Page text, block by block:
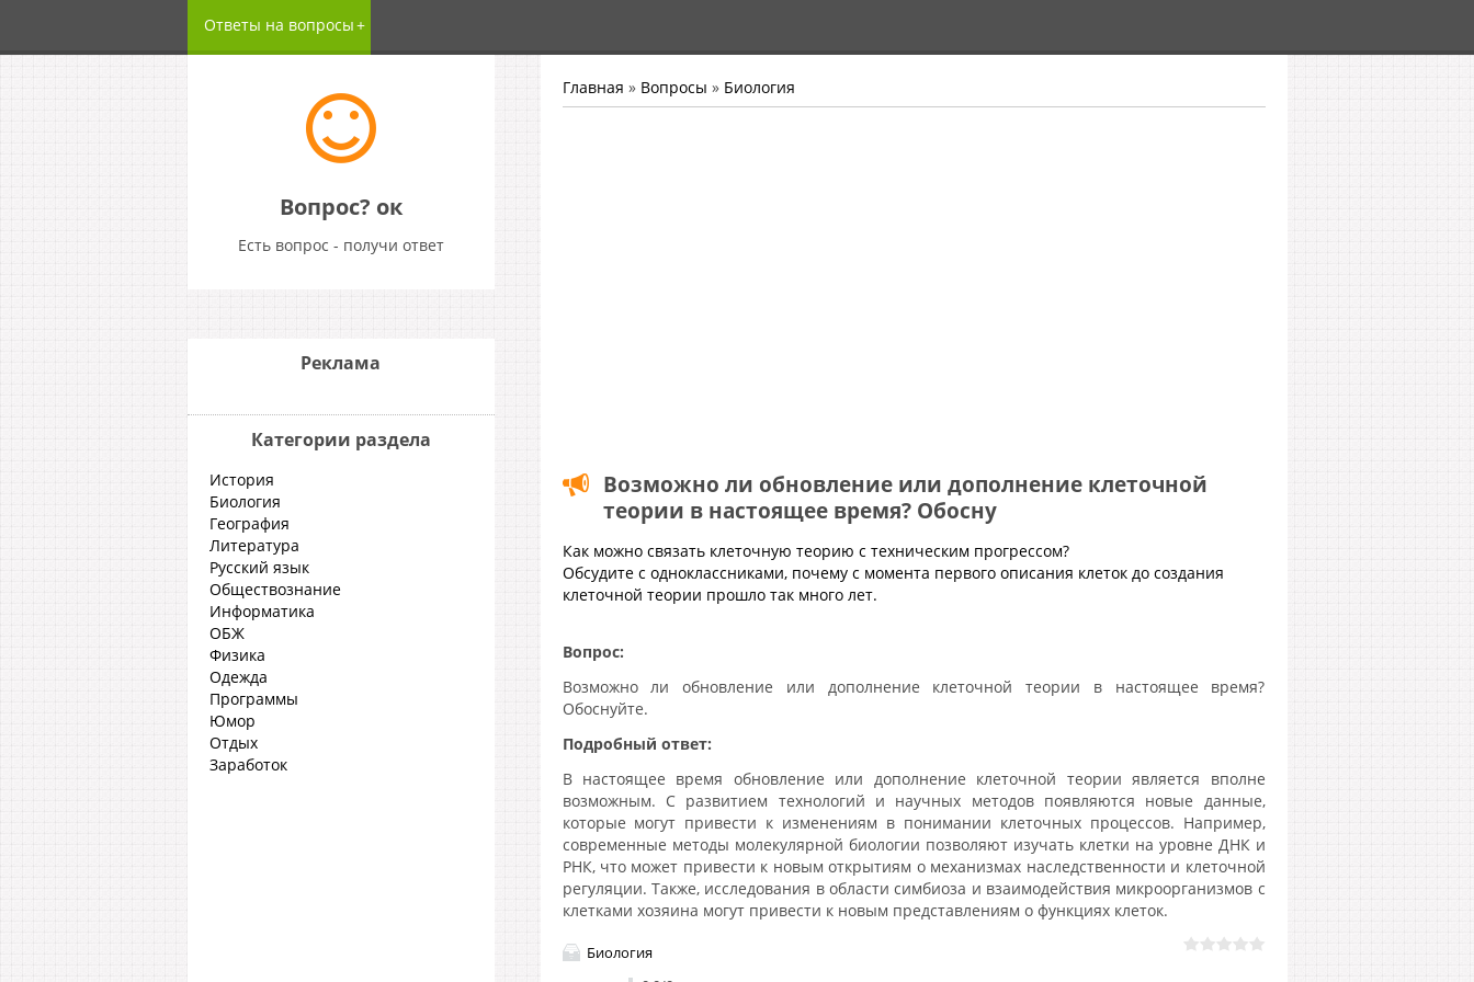
Ответы на вопросы
Вопрос? ок
Есть вопрос - получи ответ
Главная » Вопросы » Биология
Возможно ли обновление или дополнение клеточной
теории в настоящее время? Обосну
Как можно связать клеточную теорию с техническим прогрессом?
Обсудите с одноклассниками, почему с момента первого описания клеток до создания
клеточной теории прошло так много лет.
Вопрос:
Возможно ли обновление или дополнение клеточной теории в настоящее время?
Обоснуйте.
Подробный ответ:
В настоящее время обновление или дополнение клеточной теории является вполне
возможным. С развитием технологий и научных методов появляются новые данные,
которые могут привести к изменениям в понимании клеточных процессов. Например,
современные методы молекулярной биологии позволяют изучать клетки на уровне ДНК и
РНК, что может привести к новым открытиям о механизмах наследственности и клеточной
регуляции. Также, исследования в области симбиоза и взаимодействия микроорганизмов с
клетками хозяина могут привести к новым представлениям о функциях клеток.
Биология
Реклама
Категории раздела
История
Биология
География
Литература
Русский язык
Обществознание
Информатика
ОБЖ
Физика
Одежда
Программы
Юмор
Отдых
Заработок